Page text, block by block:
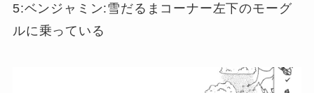
5:ベンジャミン:雪だるまコーナー左下のモーグ
ルに乗っている